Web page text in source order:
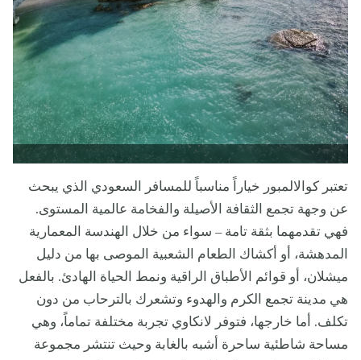
تعتبر كوالالمبور خياراً مناسباً للمسافر السعودي الذي يبحث
عن وجهة تجمع الثقافة الأصيلة والفخامة عالمية المستوى.
فهي تقدمهما بثقة تامة – سواء من خلال الهندسة المعمارية
المدهشة، أو أكشاك الطعام الشعبية الموصى بها من دليل
ميشلان، أو قوائم الأطباق الراقية ونمط الحياة الهادئ. بالفعل
هي مدينة تجمع الكرم والهدوء وتشعرك بالترحاب من دون
تكلف. أما خارجها، فتوفر لانكاوي تجربة مختلفة تماماً، وهي
مساحة شاطئية ساحرة أشبه بالغابة وحيث تنتشر مجموعة